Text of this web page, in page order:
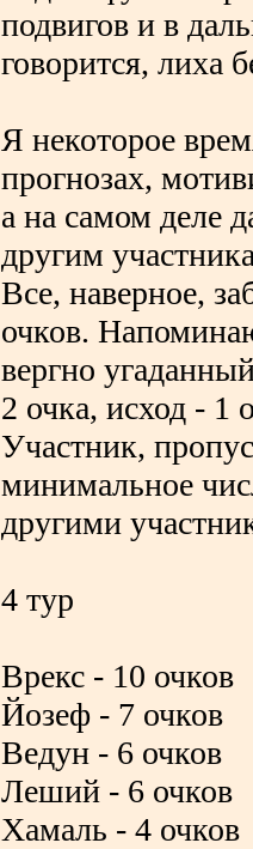
подвигов и в
говорится, лиха
Я некоторое
прогнозах,
а на самом деле
другим
Все, наверное,
очков.
вергно
2 очка, исход - 1
Участник,
минимальное
другими
4 тур
Врекс - 10 очков
Йозеф - 7 очков
Ведун - 6 очков
Леший - 6 очков
Хамаль - 4 очков